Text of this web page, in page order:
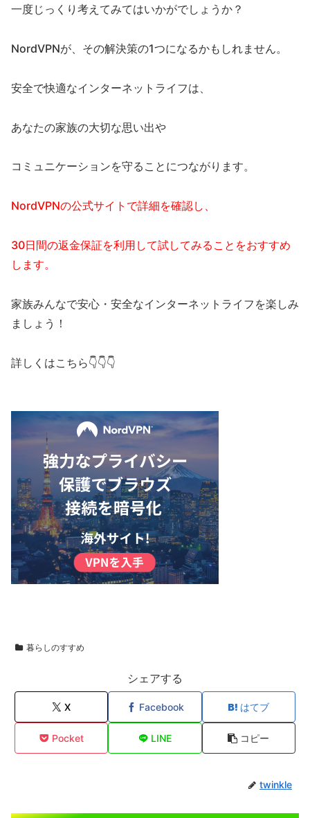
一度じっくり考えてみてはいかがでしょうか？
NordVPNが、その解決策の1つになるかもしれません。
安全で快適なインターネットライフは、
あなたの家族の大切な思い出や
コミュニケーションを守ることにつながります。
NordVPNの公式サイトで詳細を確認し、
30日間の返金保証を利用して試してみることをおすすめ
します。
家族みんなで安心・安全なインターネットライフを楽しみ
ましょう！
詳しくはこちら👇👇👇
暮らしのすすめ
シェアする
X Facebook はてブ
Pocket LINE コピー
twinkle